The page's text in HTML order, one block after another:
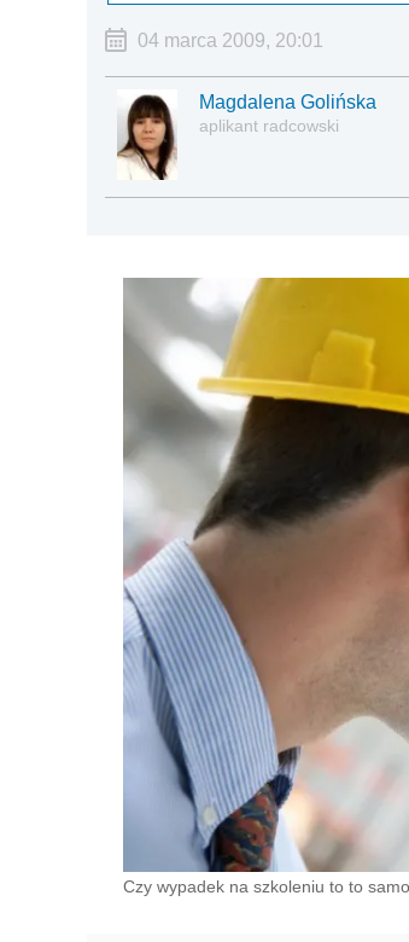
04 marca 2009, 20:01
Magdalena Golińska
aplikant radcowski
Czy wypadek na szkoleniu to to